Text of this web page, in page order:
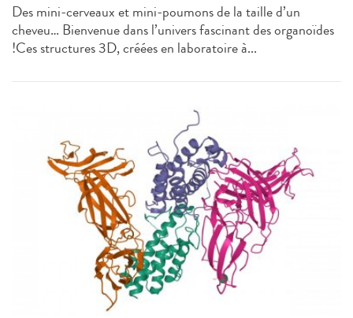
Des mini-cerveaux et mini-poumons de la taille d’un
cheveu… Bienvenue dans l’univers fascinant des organoïdes
!Ces structures 3D, créées en laboratoire à...